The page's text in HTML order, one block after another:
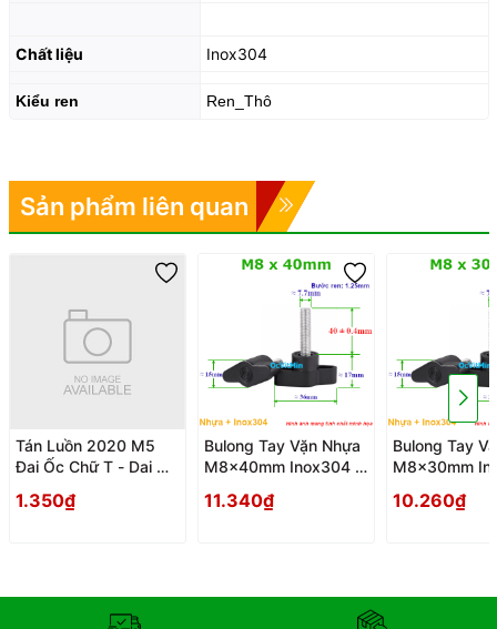
Chất liệu Inox304
Kiểu ren Ren_Thô
Sản phẩm liên quan
Tán Luồn 2020 M5
Đai Ốc Chữ T - Dai Oc
1.350₫
Bulong Tay Vặn Nhựa
M8x40mm Inox304 -
11.340₫
Bulong Tay
M8x30mm
10.260₫